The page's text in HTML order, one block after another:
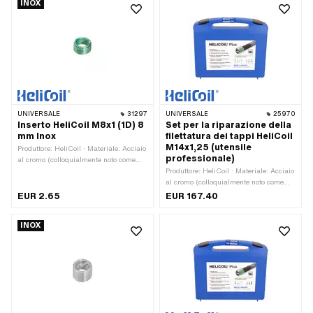
fine)
INOX
UNIVERSALE 31297
Inserto HeliCoil M8x1 (1D) 8
mm Inox
Produttore: HeliCoil · Materiale: Acciaio
al cromo (colloquialmente noto come
MF8x1 (filettatura a passo fine)
EUR 2.65
UNIVERSALE 25970
Set per la riparazione della
filettatura dei tappi HeliCoil
M14x1,25 (utensile
professionale)
Produttore: HeliCoil · Materiale: Acciaio
al cromo (colloquialmente noto come
acciaio inossidabile) · Area di
(filettatura a passo fine) · Diametro
nominale (filettatura): 14 mm ·
Dimensione inserto filettato: 0.5D ·
Dimensione inserto filettato: 1D ·
Dimensione inserto filettato: 1.5D ·
Numero di componenti: 30 Stk · Metodo
di stoccaggio: Valigia · Dimensione del
box di stoccaggio [mm]: 250 x 50 x
EUR 167.40
INOX